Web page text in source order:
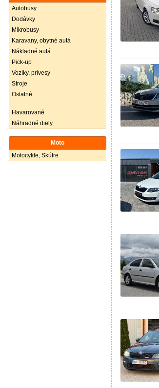
Autobusy
Dodávky
Mikrobusy
Karavany, obytné autá
Nákladné autá
Pick-up
Vozíky, prívesy
Stroje
Ostatné
Havarované
Náhradné diely
Moto
Motocykle, Skútre